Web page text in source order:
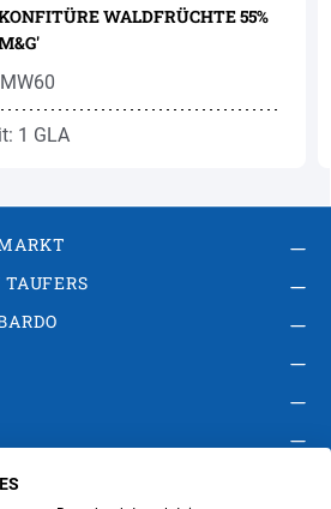
WALDFRÜCHTE 55%
1 GLA
Impressum